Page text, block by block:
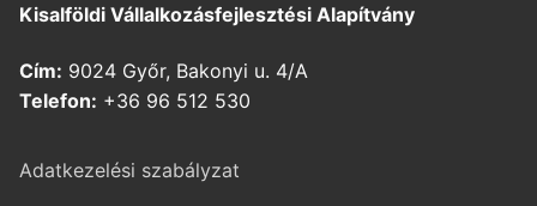
Kisalföldi Vállalkozásfejlesztési Alapítvány
Cím: 9024 Győr, Bakonyi u. 4/A
Telefon: +36 96 512 530
Adatkezelési szabályzat